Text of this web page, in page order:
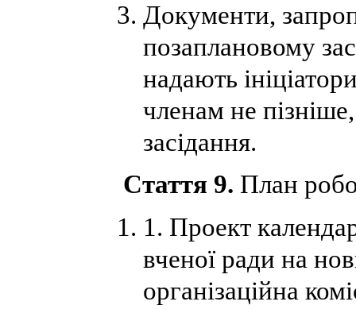
Документи,
позаплановому
надають
членам не
засідання.
Стаття 9. План
1. Проект
вченої ради на
організаційна